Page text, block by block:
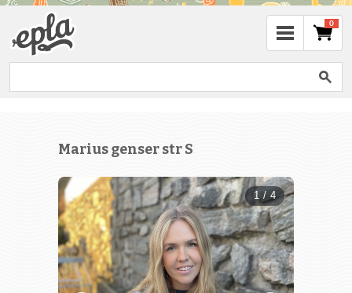
0
Marius genser str S
1 / 4